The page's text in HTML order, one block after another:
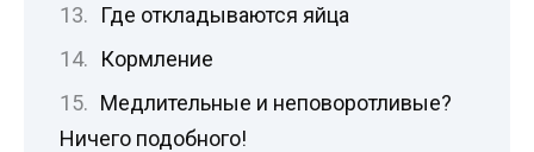
Где откладываются яйца
Кормление
Медлительные и неповоротливые?
Ничего подобного!